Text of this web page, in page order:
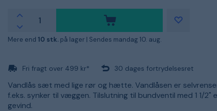
Mere end 10 stk. på lager | Sendes mandag 10. aug.
Fri fragt over 499 kr* 30 dages fortrydelsesret
Vandlås sæt med lige rør og hætte. Vandlåsen er
f.eks. synker til væggen. Tilslutning til bundventil med 1 1/2"
gevind.